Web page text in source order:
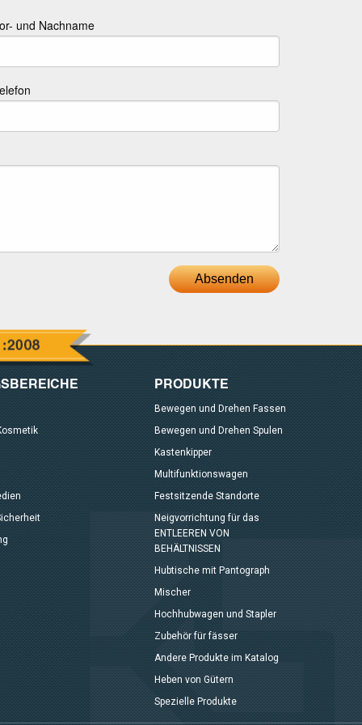
und Nachname
Absenden
PRODUKTE
Bewegen und Drehen Fassen
Bewegen und Drehen Spulen
Kastenkipper
Multifunktionswagen
Festsitzende Standorte
Neigvorrichtung für das
ENTLEEREN VON
BEHÄLTNISSEN
Hubtische mit Pantograph
Mischer
Hochhubwagen und Stapler
Zubehör für fässer
Andere Produkte im Katalog
Heben von Gütern
Spezielle Produkte